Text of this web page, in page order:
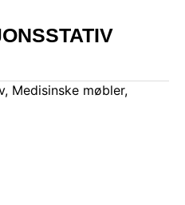
, Medisinske møbler,